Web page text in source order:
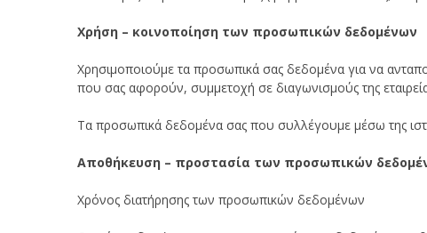
Χρήση – κοινοποίηση των προσωπικών δεδομένων
Χρησιμοποιούμε τα προσωπικά σας δεδομένα για να
που σας αφορούν, συμμετοχή σε διαγωνισμούς της
Τα προσωπικά δεδομένα σας που συλλέγουμε μέσω της
Αποθήκευση – προστασία των προσωπικών
Χρόνος διατήρησης των προσωπικών δεδομένων